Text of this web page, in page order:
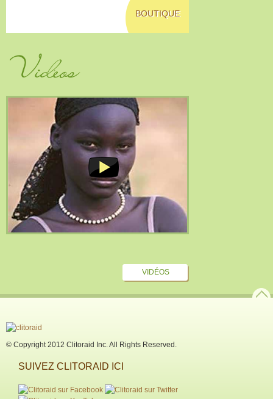
BOUTIQUE
Vidéos
VIDÉOS
© Copyright 2012 Clitoraid Inc. All Rights Reserved.
SUIVEZ CLITORAID ICI